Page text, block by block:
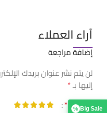
آراء العملاء
إضافة مراجعة
لن يتم نشر عنوان بريدك
إليها بـ*
تقييمك* % Big Sale